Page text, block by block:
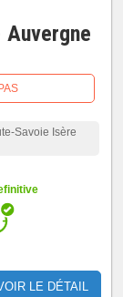
Savoie Isère
LE DÉTAIL